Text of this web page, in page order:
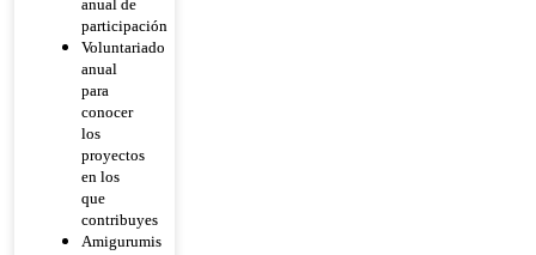
anual de
participación
Voluntariado
anual
para
conocer
los
proyectos
en los
que
contribuyes
Amigurumis